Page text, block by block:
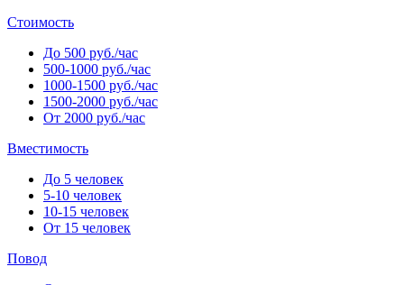
Стоимость
До 500 руб./час
500-1000 руб./час
1000-1500 руб./час
1500-2000 руб./час
От 2000 руб./час
Вместимость
До 5 человек
5-10 человек
10-15 человек
От 15 человек
Повод